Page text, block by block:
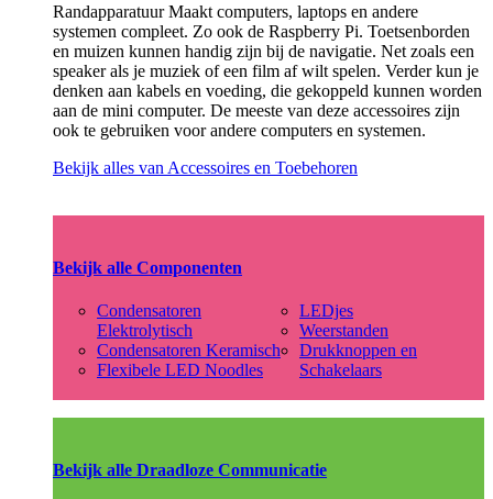
Randapparatuur Maakt computers, laptops en andere
systemen compleet. Zo ook de Raspberry Pi. Toetsenborden
en muizen kunnen handig zijn bij de navigatie. Net zoals een
speaker als je muziek of een film af wilt spelen. Verder kun je
denken aan kabels en voeding, die gekoppeld kunnen worden
aan de mini computer. De meeste van deze accessoires zijn
ook te gebruiken voor andere computers en systemen.
Bekijk alles van Accessoires en Toebehoren
Bekijk alle Componenten
Condensatoren
Elektrolytisch
Condensatoren Keramisch
Flexibele LED Noodles
LEDjes
Weerstanden
Drukknoppen en
Schakelaars
Bekijk alle Draadloze Communicatie